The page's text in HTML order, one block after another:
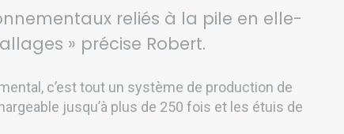
reliés à la pile en elle-
» précise Robert.
c’est tout un système de production de
jusqu’à plus de 250 fois et les étuis de